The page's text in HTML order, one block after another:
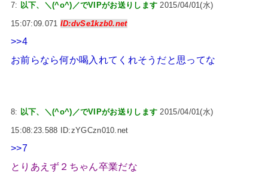
7: 以下、＼(^o^)／でVIPがお送りします 2015/04/01(水)
15:07:09.071 ID:dvSe1kzb0.net
>>4
お前らなら何か喝入れてくれそうだと思ってな
8: 以下、＼(^o^)／でVIPがお送りします 2015/04/01(水)
15:08:23.588 ID:zYGCzn010.net
>>7
とりあえず２ちゃん卒業だな